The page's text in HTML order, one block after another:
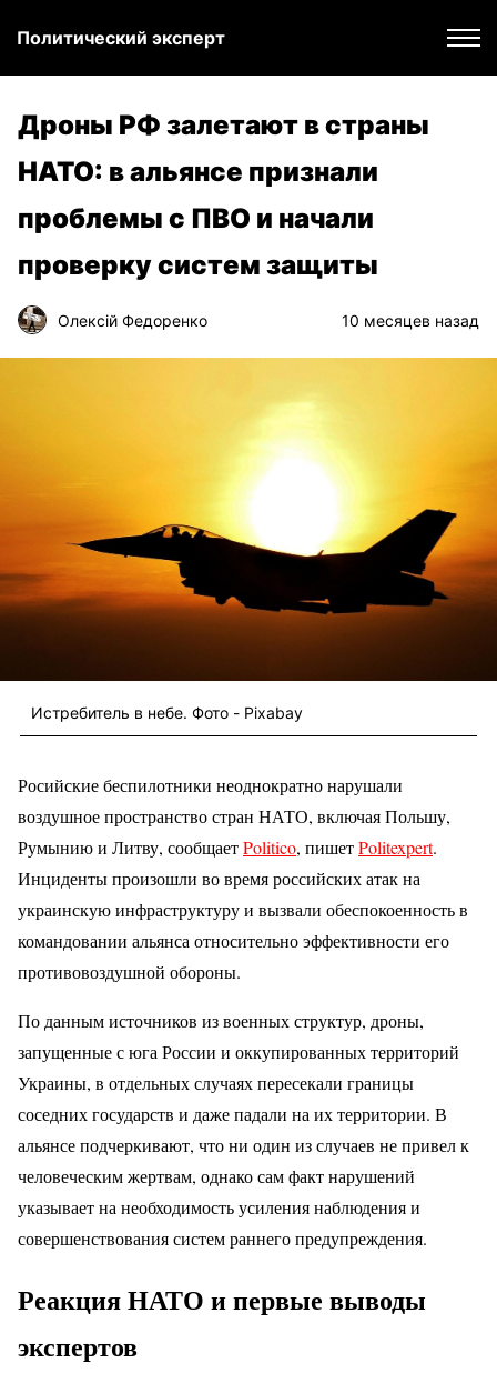
Политический эксперт
Дроны РФ залетают в страны
НАТО: в альянсе признали
проблемы с ПВО и начали
проверку систем защиты
Олексій Федоренко 10 месяцев назад
Истребитель в небе. Фото - Pixabay
Росийские беспилотники неоднократно нарушали
воздушное пространство стран НАТО, включая Польшу,
Румынию и Литву, сообщаетPolitico, пишетPolitexpert.
Инциденты произошли во время российских атак на
украинскую инфраструктуру и вызвали обеспокоенность в
командовании альянса относительно эффективности его
противовоздушной обороны.
По данным источников из военных структур, дроны,
запущенные с юга России и оккупированных территорий
Украины, в отдельных случаях пересекали границы
соседних государств и даже падали на их территории. В
альянсе подчеркивают, что ни один из случаев не привел к
человеческим жертвам, однако сам факт нарушений
указывает на необходимость усиления наблюдения и
совершенствования систем раннего предупреждения.
Реакция НАТО и первые выводы
экспертов